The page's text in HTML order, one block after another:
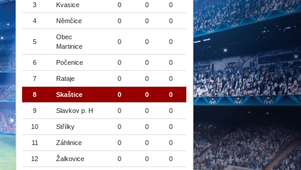
3 Kvasice 0 0 0
4 Němčice 0 0 0
5
Obec
Martinice
0 0 0
6 Počenice 0 0 0
7 Rataje 0 0 0
8 Skaštice 0 0 0
9 Slavkov p. H 0 0 0
10 Střílky 0 0 0
11 Záhlinice 0 0 0
12 Žalkovice 0 0 0